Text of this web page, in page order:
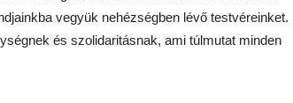
vegyük nehézségben lévő testvéreinket.
és szolidaritásnak, ami túlmutat minden